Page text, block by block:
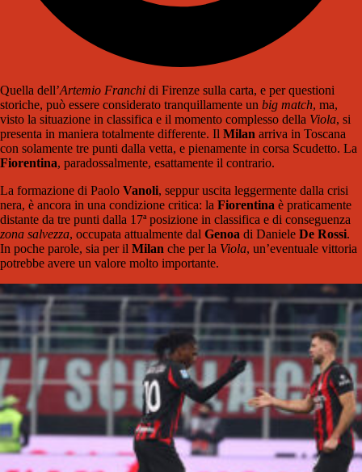
Quella dell’Artemio Franchi di Firenze sulla carta, e per questioni
storiche, può essere considerato tranquillamente un big match, ma,
visto la situazione in classifica e il momento complesso della Viola, si
presenta in maniera totalmente differente. Il Milan arriva in Toscana
con solamente tre punti dalla vetta, e pienamente in corsa Scudetto. La
Fiorentina, paradossalmente, esattamente il contrario.
La formazione di Paolo Vanoli, seppur uscita leggermente dalla crisi
nera, è ancora in una condizione critica: la Fiorentina è praticamente
distante da tre punti dalla 17ª posizione in classifica e di conseguenza
zona salvezza, occupata attualmente dal Genoa di Daniele De Rossi.
In poche parole, sia per il Milan che per la Viola, un’eventuale vittoria
potrebbe avere un valore molto importante.